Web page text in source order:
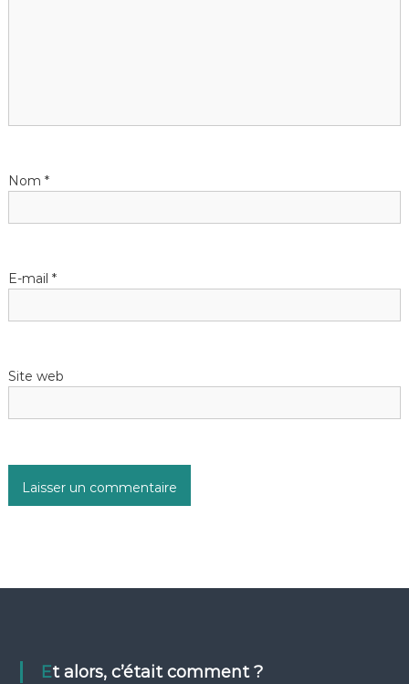
Nom *
E-mail *
Site web
Et alors, c’était comment ?